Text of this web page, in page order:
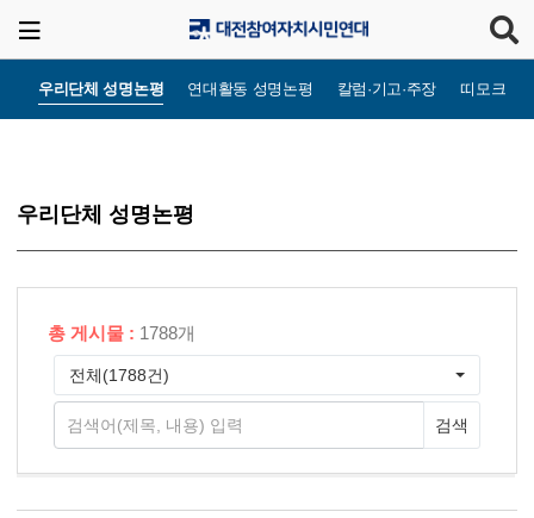
우리단체 성명논평 연대활동 성명논평 칼럼·기고·주장 띠모크라
우리단체 성명논평
총 게시물 : 1788개
전체(1788건)
검색